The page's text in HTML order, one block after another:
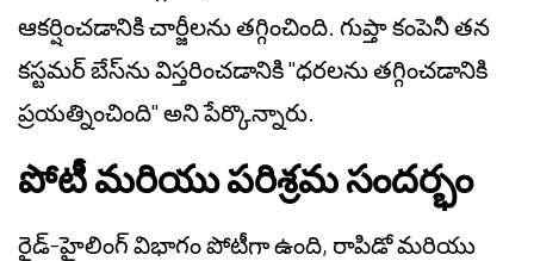
ఆకర్షించడానికి చార్జీలను తగ్గించింది. గుప్తా కంపెనీ తన
కస్టమర్ బేస్‌ను విస్తరించడానికి "ధరలను తగ్గించడానికి
ప్రయత్నించింది" అని పేర్కొన్నారు.
పోటీ మరియు పరిశ్రమ సందర్భం
రైడ్-హైలింగ్ విభాగం పోటీగా ఉంది, రాపిడో మరియు